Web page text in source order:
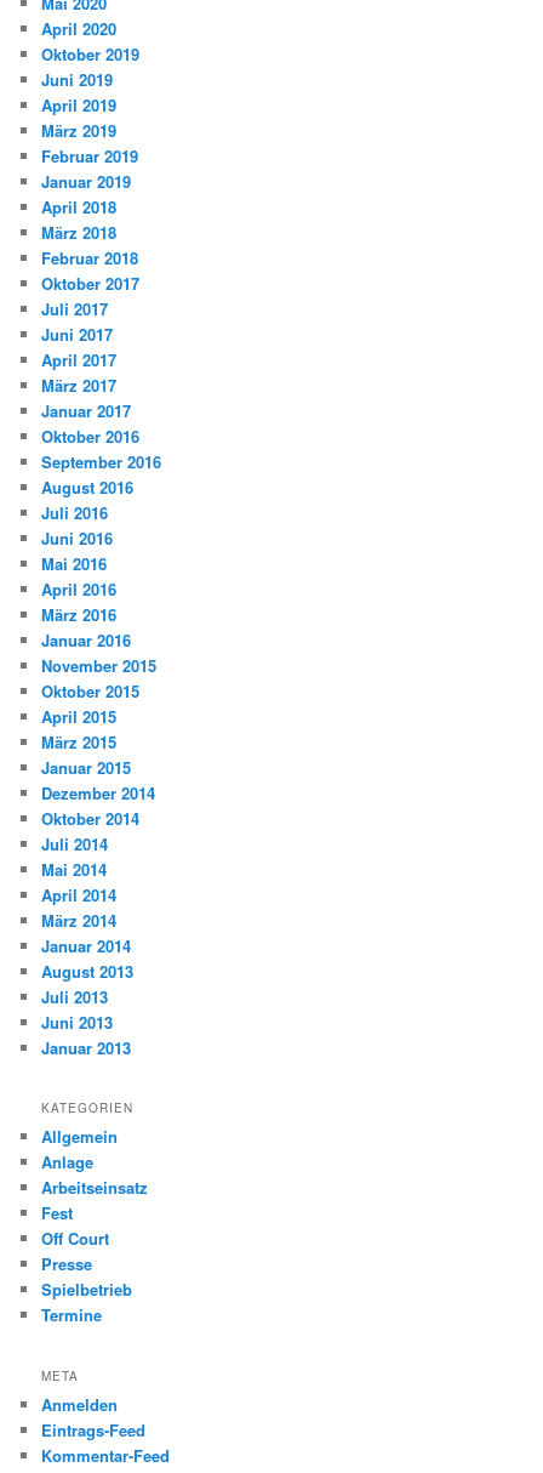
April 2020
Oktober 2019
Juni 2019
April 2019
März 2019
Februar 2019
Januar 2019
April 2018
März 2018
Februar 2018
Oktober 2017
Juli 2017
Juni 2017
April 2017
März 2017
Januar 2017
Oktober 2016
September 2016
August 2016
Juli 2016
Juni 2016
Mai 2016
April 2016
März 2016
Januar 2016
November 2015
Oktober 2015
April 2015
März 2015
Januar 2015
Dezember 2014
Oktober 2014
Juli 2014
Mai 2014
April 2014
März 2014
Januar 2014
August 2013
Juli 2013
Juni 2013
Januar 2013
KATEGORIEN
Allgemein
Anlage
Arbeitseinsatz
Fest
Off Court
Presse
Spielbetrieb
Termine
META
Anmelden
Eintrags-Feed
Kommentar-Feed